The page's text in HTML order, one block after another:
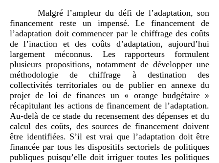
Malgré l’ampleur du défi de l’adaptation, son
financement reste un impensé. Le financement de
l’adaptation doit commencer par le chiffrage des coûts
de l’inaction et des coûts d’adaptation, aujourd’hui
largement méconnus. Les rapporteurs formulent
plusieurs propositions, notamment de développer une
méthodologie de chiffrage à destination des
collectivités territoriales ou de publier en annexe du
projet de loi de finances un « orange budgétaire »
récapitulant les actions de financement de l’adaptation.
Au-delà de ce stade du recensement des dépenses et du
calcul des coûts, des sources de financement doivent
être identifiées. S’il est vrai que l’adaptation doit être
financée par tous les dispositifs sectoriels de politiques
publiques puisqu’elle doit irriguer toutes les politiques